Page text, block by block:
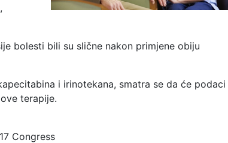
bolesti bili su slične nakon primjene obiju
i irinotekana, smatra se da će podaci
terapije.
Congress